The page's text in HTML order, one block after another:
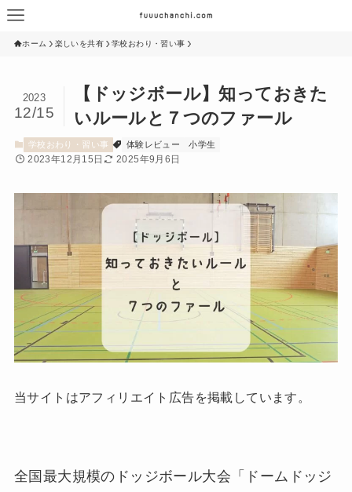
ホーム 楽しいを共有 学校おわり・習い事
【ドッジボール】知っておきた
いルールと７つのファール
2023
12/15
学校おわり・習い事 体験レビュー 小学生
2023年12月15日 2025年9月6日
当サイトはアフィリエイト広告を掲載しています。
全国最大規模のドッジボール大会「ドームドッジ